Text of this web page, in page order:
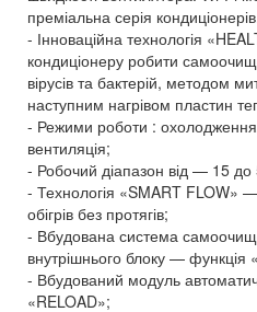
преміальна серія
- Інноваційна технологія
кондиціонеру робити
вірусів та бактерій, методом
наступним нагрівом пластин
- Режими роботи :
вентиляція;
- Робочий діапазон від — 15 до
- Технологія «SMART FLOW»
обігрів без протягів;
- Вбудована система
внутрішнього блоку — функція
- Вбудований модуль
«RELOAD»;